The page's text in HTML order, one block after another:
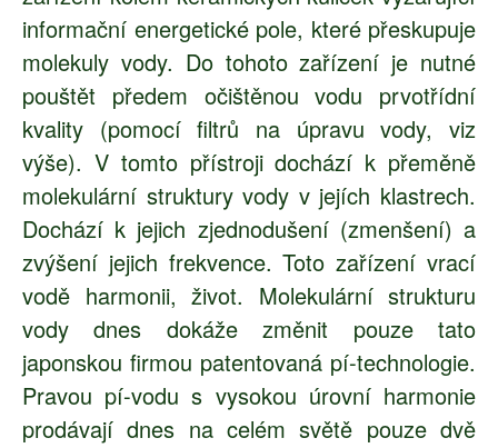
informační energetické pole, které přeskupuje
molekuly vody. Do tohoto zařízení je nutné
pouštět předem očištěnou vodu prvotřídní
kvality (pomocí filtrů na úpravu vody, viz
výše). V tomto přístroji dochází k přeměně
molekulární struktury vody v jejích klastrech.
Dochází k jejich zjednodušení (zmenšení) a
zvýšení jejich frekvence. Toto zařízení vrací
vodě harmonii, život. Molekulární strukturu
vody dnes dokáže změnit pouze tato
japonskou firmou patentovaná pí-technologie.
Pravou pí-vodu s vysokou úrovní harmonie
prodávají dnes na celém světě pouze dvě